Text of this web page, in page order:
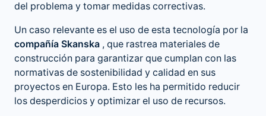
del problema y tomar medidas correctivas.
Un caso relevante es el uso de esta tecnología por la
compañía Skanska , que rastrea materiales de
construcción para garantizar que cumplan con las
normativas de sostenibilidad y calidad en sus
proyectos en Europa. Esto les ha permitido reducir
los desperdicios y optimizar el uso de recursos.